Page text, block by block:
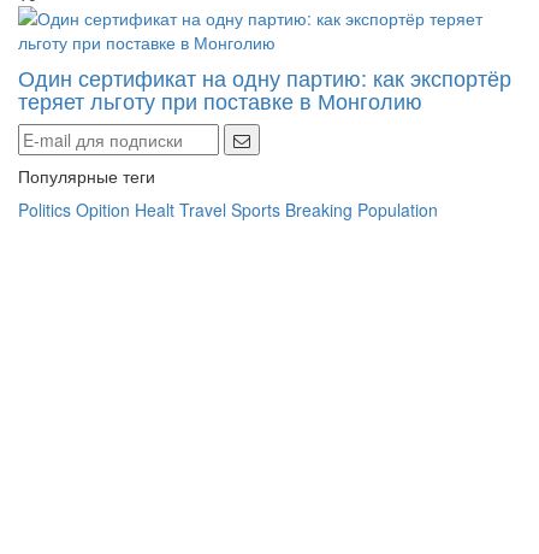
Один сертификат на одну партию: как экспортёр
теряет льготу при поставке в Монголию
Популярные теги
Politics Opition Healt Travel Sports